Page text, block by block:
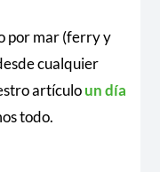
por mar (ferry y
cualquier
artículoun día
todo.